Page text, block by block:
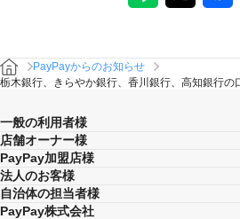
PayPayからのお知らせ
栃木銀行、きらやか銀行、香川銀行、高知銀行の
一般の利用者様
店舗オーナー様
PayPay加盟店様
法人のお客様
自治体の担当者様
PayPay株式会社